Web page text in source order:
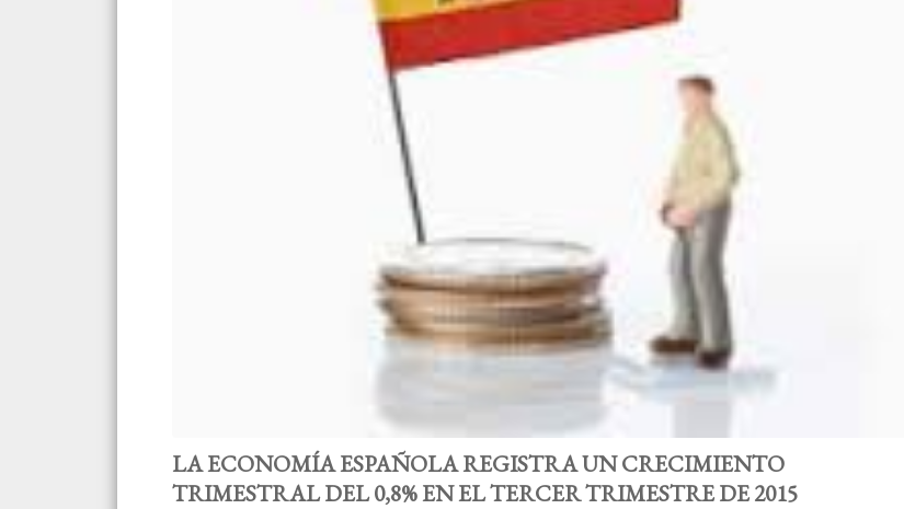
LA ECONOMÍA ESPAÑOLA REGISTRA UN CRECIMIENTO
TRIMESTRAL DEL 0,8% EN EL TERCER TRIMESTRE DE 2015